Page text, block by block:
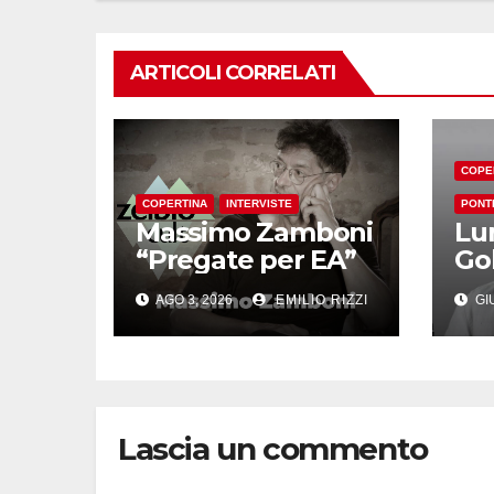
ARTICOLI CORRELATI
COPERTINA INTERVISTE
Massimo Zamboni
“Pregate per EA”
AGO 3, 2026 EMILIO RIZZI
Lascia un commento